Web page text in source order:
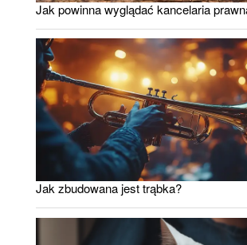
Jak powinna wyglądać kancelaria
Jak zbudowana jest trąbka?